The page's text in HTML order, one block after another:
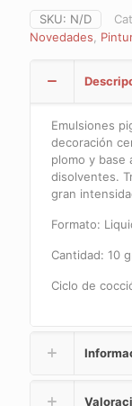
tercer
fuego
(líquido)
grs.
SKU: N/D
Novedades,
Emulsiones
decoración
plomo y base
disolventes.
gran
Formato:
Cantidad: 10
Ciclo de